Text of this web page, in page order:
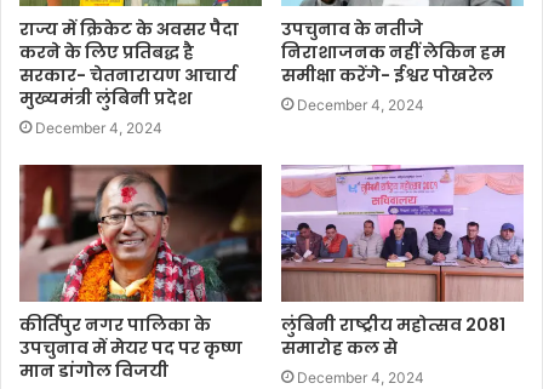
राज्य में क्रिकेट के अवसर पैदा
करने के लिए प्रतिबद्ध है
सरकार- चेतनारायण आचार्य
मुख्यमंत्री लुंबिनी प्रदेश
December 4, 2024
उपचुनाव के नतीजे
निराशाजनक नहीं लेकिन हम
समीक्षा करेंगे- ईश्वर पोखरेल
December 4, 2024
कीर्तिपुर नगर पालिका के
उपचुनाव में मेयर पद पर कृष्ण
मान डांगोल विजयी
लुंबिनी राष्ट्रीय महोत्सव 2081
समारोह कल से
December 4, 2024